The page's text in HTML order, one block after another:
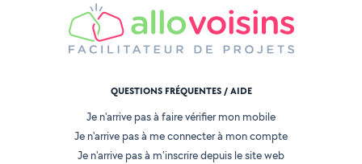
QUESTIONS FRÉQUENTES / AIDE
Je n'arrive pas à faire vérifier mon mobile
Je n'arrive pas à me connecter à mon compte
Je n'arrive pas à m'inscrire depuis le site web